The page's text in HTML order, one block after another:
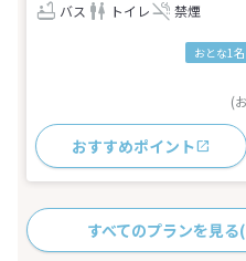
バス
トイレ 禁煙
おとな1名
(
おすすめポイント
すべてのプランを見る